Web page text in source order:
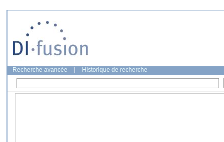
Recherche avancée Historique de recherche